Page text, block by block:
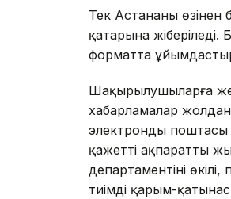
Тек Астананың
қатарына
форматта
Шақырылушыларға
хабарламалар
электронды поштасы
қажетті ақпаратты
департаментінің
тиімді қарым-